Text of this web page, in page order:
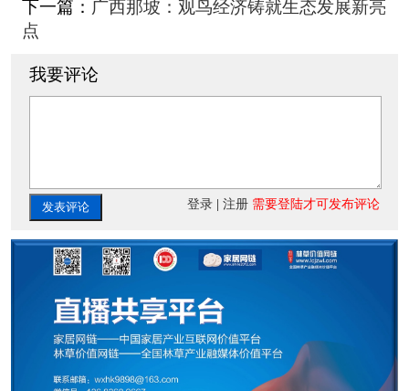
下一篇： 广西那坡：观鸟经济铸就生态发展新亮
点
我要评论
发表评论 登录 |注册 需要登陆才可发布评论